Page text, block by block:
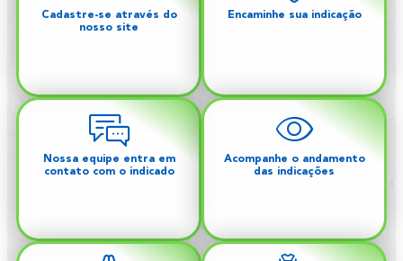
Cadastre-se através do
nosso site
Encaminhe sua indicação
Nossa equipe entra em
contato com o indicado
Acompanhe o andamento
das indicações